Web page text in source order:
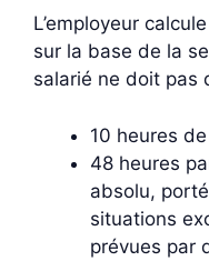
L’employeur
sur la base de la
salarié ne doit pas
10 heures
48 heures
absolu,
situations
prévues par